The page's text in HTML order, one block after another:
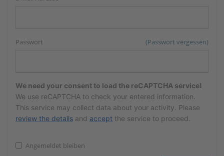
(Passwort vergessen)
Passwort
We need your consent to load the reCAPTCHA service!
We use reCAPTCHA to check your entered information.
This service may collect data about your activity. Please
review the details and accept the service to proceed.
Angemeldet bleiben